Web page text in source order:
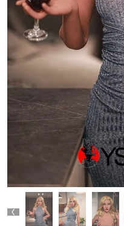
Previous